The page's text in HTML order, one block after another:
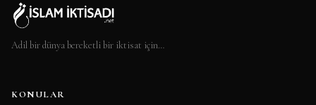
Adil bir dünya bereketli bir iktisat için…
KONULAR